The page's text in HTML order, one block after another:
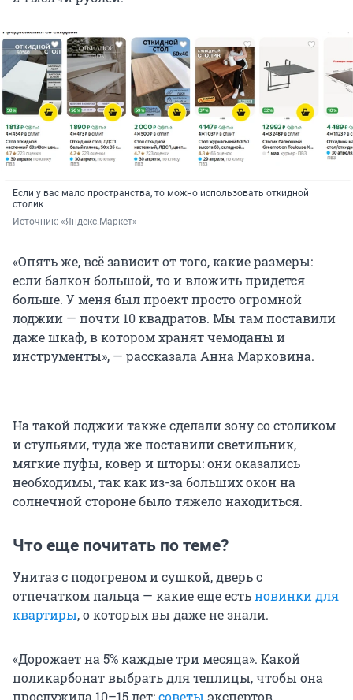
Если у вас мало пространства, то можно использовать откидной
столик
Источник: «Яндекс.Маркет»
«Опять же, всё зависит от того, какие размеры:
если балкон большой, то и вложить придется
больше. У меня был проект просто огромной
лоджии — почти 10 квадратов. Мы там поставили
даже шкаф, в котором хранят чемоданы и
инструменты», — рассказала Анна Марковина.
На такой лоджии также сделали зону со столиком
и стульями, туда же поставили светильник,
мягкие пуфы, ковер и шторы: они оказались
необходимы, так как из-за больших окон на
солнечной стороне было тяжело находиться.
Что еще почитать по теме?
Унитаз с подогревом и сушкой, дверь с
отпечатком пальца — какие еще естьновинки для
квартиры, о которых вы даже не знали.
«Дорожает на 5% каждые три месяца». Какой
поликарбонат выбрать для теплицы, чтобы она
прослужила 10–15 лет:советы экспертов.